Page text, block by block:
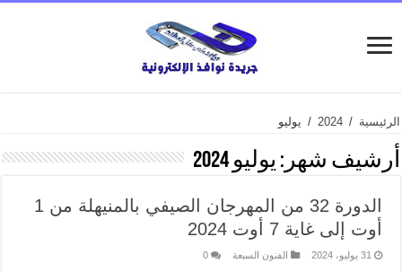
الرئيسية /
2024
/ يوليو
أرشيف شهر: يوليو 2024
الدورة 32 من المهرجان الصيفي بالمنيهلة من 1
أوت إلى غاية 7 أوت 2024
31 يوليو، 2024 الفنون السبعة 0